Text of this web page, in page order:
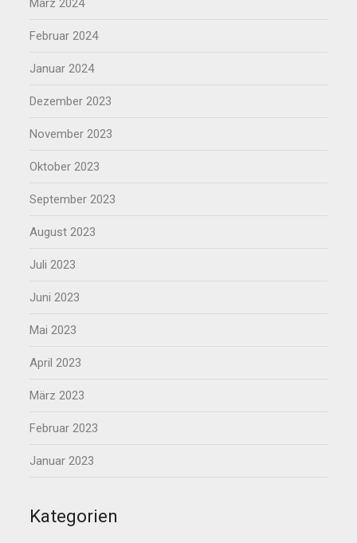
März 2024
Februar 2024
Januar 2024
Dezember 2023
November 2023
Oktober 2023
September 2023
August 2023
Juli 2023
Juni 2023
Mai 2023
April 2023
März 2023
Februar 2023
Januar 2023
Kategorien